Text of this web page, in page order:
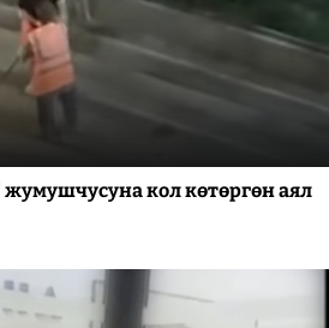
кол көтөргөн аял